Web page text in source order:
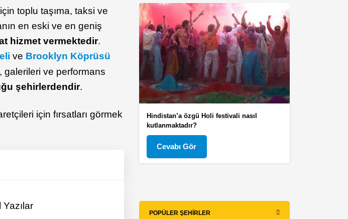
toplu taşıma, taksi ve
en eski ve en geniş
hizmet vermektedir.
ve Brooklyn Köprüsü
galerileri ve performans
şehirlerdendir.
için fırsatları görmek
Yazılar
Hindistan’a özgü Holi festivali nasıl
kutlanmaktadır?
Cevabı Gör
POPÜLER ŞEHIRLER